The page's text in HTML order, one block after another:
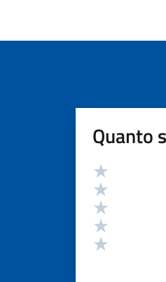
Quanto
Valutazione